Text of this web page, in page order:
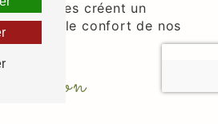
créent un
pour le confort de nos